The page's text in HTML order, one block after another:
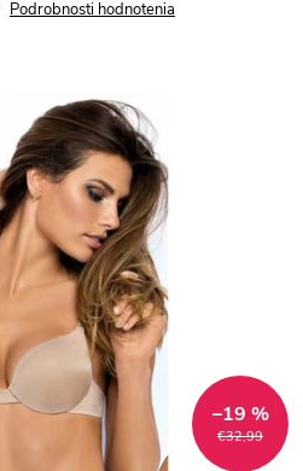
Podrobnosti hodnotenia
€32,99
–19 %